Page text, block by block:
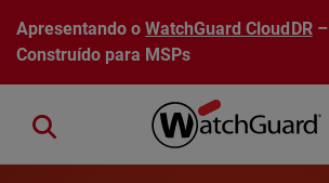
Pular para o conteúdo principal
Apresentando oWatchGuard CloudDR–
Construído para MSPs
Close search